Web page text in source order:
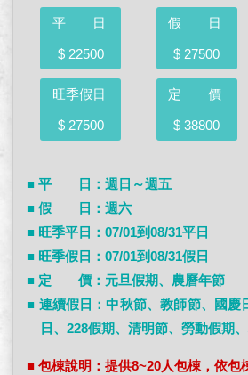
平 日
$ 22500
假 日
$ 27500
旺季假日
$ 27500
定 價
$ 38800
■ 平 日：週日～週五
■ 假 日：週六
■ 旺季平日：07/01到08/31平日
■ 旺季假日：07/01到08/31假日
■ 定 價：元旦假期、農曆年節
■ 連續假日：中秋節、教師節、國慶
日、228假期、清明節、勞動假期
■ 包棟說明：提供8~20人包棟，依包